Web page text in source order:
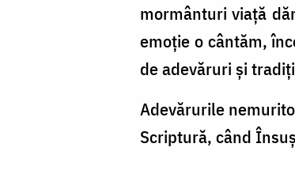
mormânturi viață
emoție o cântăm,
de adevăruri și
Adevărurile
Scriptură, când